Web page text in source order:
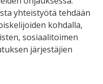
yhteistyötä tehdään
kohdalla,
sosiaalitoimen
järjestäjien